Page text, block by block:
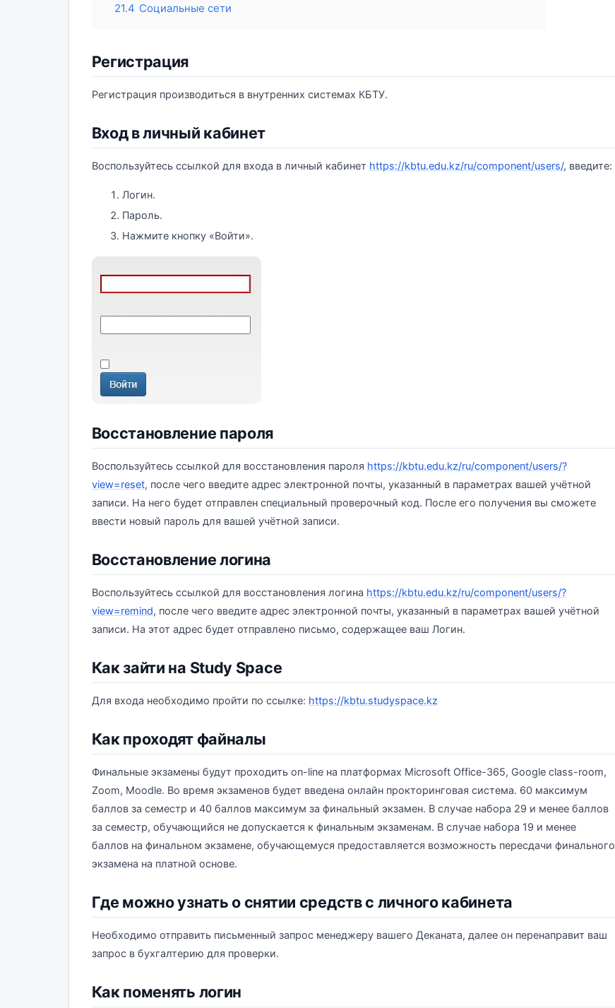
21.4 Социальные сети
Регистрация
Регистрация производиться в внутренних системах КБТУ.
Вход в личный кабинет
Воспользуйтесь ссылкой для входа в личный кабинет https://kbtu.edu.kz/ru/component/users/, введите:
Логин.
Пароль.
Нажмите кнопку «Войти».
Восстановление пароля
Воспользуйтесь ссылкой для восстановления пароля https://kbtu.edu.kz/ru/component/users/?
view=reset, после чего введите адрес электронной почты, указанный в параметрах вашей учётной
записи. На него будет отправлен специальный проверочный код. После его получения вы сможете
ввести новый пароль для вашей учётной записи.
Восстановление логина
Воспользуйтесь ссылкой для восстановления логина https://kbtu.edu.kz/ru/component/users/?
view=remind, после чего введите адрес электронной почты, указанный в параметрах вашей учётной
записи. На этот адрес будет отправлено письмо, содержащее ваш Логин.
Как зайти на Study Space
Для входа необходимо пройти по ссылке: https://kbtu.studyspace.kz
Как проходят файналы
Финальные экзамены будут проходить on-line на платформах Microsoft Office-365, Google class-room,
Zoom, Moodle. Во время экзаменов будет введена онлайн прокторинговая система. 60 максимум
баллов за семестр и 40 баллов максимум за финальный экзамен. В случае набора 29 и менее баллов
за семестр, обучающийся не допускается к финальным экзаменам. В случае набора 19 и менее
баллов на финальном экзамене, обучающемуся предоставляется возможность пересдачи финального
экзамена на платной основе.
Где можно узнать о снятии средств с личного кабинета
Необходимо отправить письменный запрос менеджеру вашего Деканата, далее он перенаправит ваш
запрос в бухгалтерию для проверки.
Как поменять логин